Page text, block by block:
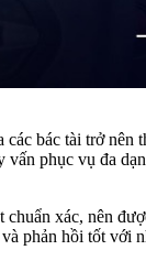
bác tài trở
phục vụ đa
xác, nên
phản hồi tốt với